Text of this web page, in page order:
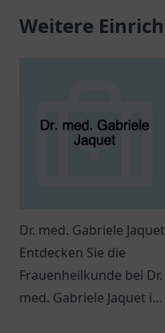
Weitere
Dr. med. Gabriele Jaquet
Entdecken Sie die
Frauenheilkunde bei Dr.
med. Gabriele Jaquet in